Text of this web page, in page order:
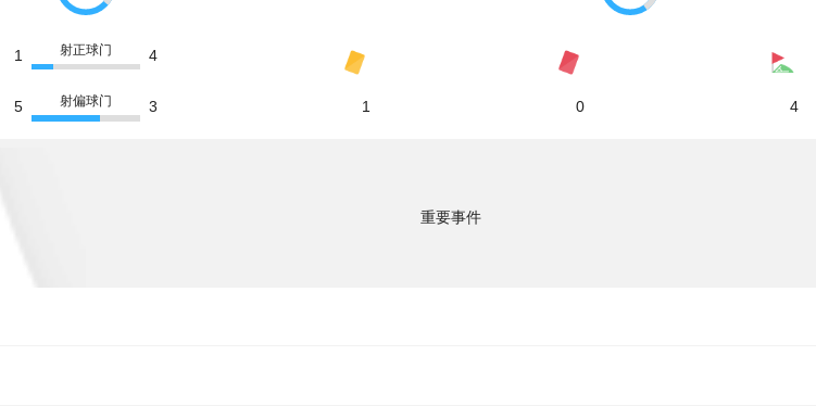
1 射正球门 4
5 射偏球门 3 1 0 4
重要事件